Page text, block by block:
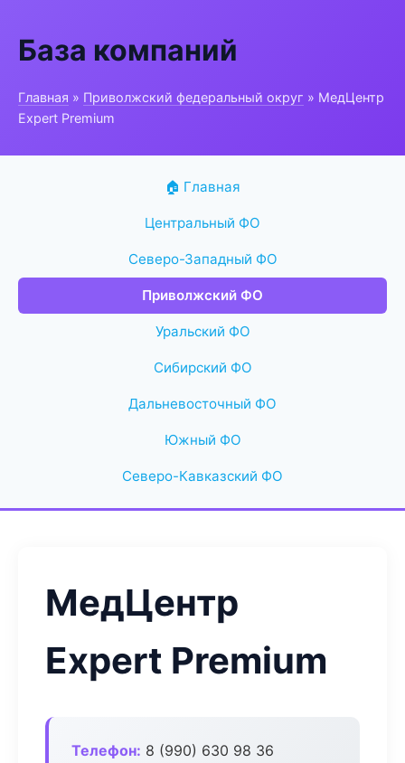
База компаний
Главная » Приволжский федеральный округ » МедЦентр
Expert Premium
🏠 Главная
Центральный ФО
Северо-Западный ФО
Приволжский ФО
Уральский ФО
Сибирский ФО
Дальневосточный ФО
Южный ФО
Северо-Кавказский ФО
МедЦентр
Expert Premium
Телефон: 8 (990) 630 98 36